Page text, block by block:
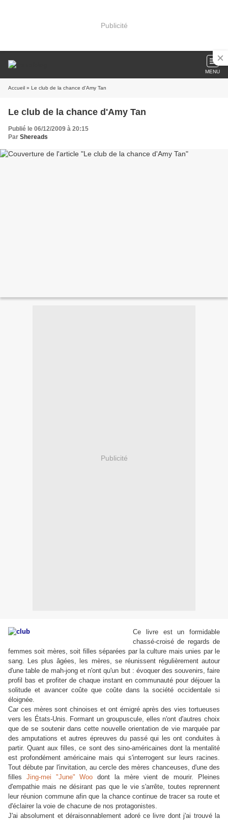
Publicité
MENU
Accueil » Le club de la chance d'Amy Tan
Le club de la chance d'Amy Tan
Publié le 06/12/2009 à 20:15
Par Shereads
Publicité
Ce livre est un formidable
chassé-croisé de regards de
femmes soit mères, soit filles séparées par la culture mais unies par le
sang. Les plus âgées, les mères, se réunissent régulièrement autour
d'une table de mah-jong et n'ont qu'un but : évoquer des souvenirs, faire
profil bas et profiter de chaque instant en communauté pour déjouer la
solitude et avancer coûte que coûte dans la société occidentale si
éloignée.
Car ces mères sont chinoises et ont émigré après des vies tortueuses
vers les États-Unis. Formant un groupuscule, elles n'ont d'autres choix
que de se soutenir dans cette nouvelle orientation de vie marquée par
des amputations et autres épreuves du passé qui les ont conduites à
partir. Quant aux filles, ce sont des sino-américaines dont la mentalité
est profondément américaine mais qui s'interrogent sur leurs racines.
Tout débute par l'invitation, au cercle des mères chanceuses, d'une des
filles Jing-mei "June" Woo dont la mère vient de mourir. Pleines
d'empathie mais ne désirant pas que le vie s'arrête, toutes reprennent
leur réunion commune afin que la chance continue de tracer sa route et
d'éclairer la voie de chacune de nos protagonistes.
J'ai absolument et déraisonnablement adoré ce livre dont j'ai trouvé la